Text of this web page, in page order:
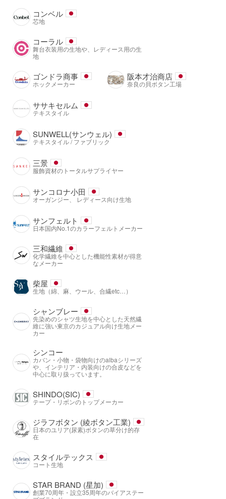
コンベル
芯地
コーラル
舞台衣装用の生地や、レディース用の生
地
ゴンドラ商事
ホックメーカー
阪本才治商店
奈良の貝ボタン工場
ササキセルム
テキスタイル
SUNWELL(サンウェル)
テキスタイル / ファブリック
三景
服飾資材のトータルサプライヤー
サンコロナ小田
オーガンジー、 レディース向け生地
サンフェルト
日本国内No.1のカラーフェルトメーカー
三和繊維
化学繊維を中心とした機能性素材が得意
なメーカー
柴屋
生地（綿、麻、ウール、合繊etc…）
シャンブレー
先染めのシャツ生地を中心とした天然繊
維に強い東京のカジュアル向け生地メー
カー
シンコー
カバン・小物・袋物向けのalbaシリーズ
や、インテリア・内装向けの合皮などを
中心に取り扱っています。
SHINDO(SIC)
テープ・リボンのトップメーカー
ジラフボタン (綾ボタン工業)
日本のユリア(尿素)ボタンの草分け的存
在
スタイルテックス
コート生地
STAR BRAND (星加)
創業70周年・設立35周年のバイアステー